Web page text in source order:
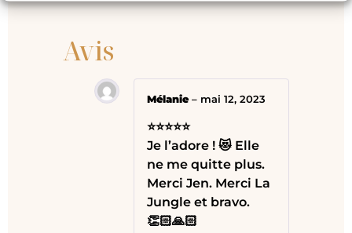
Avis
Mélanie– mai 12, 2023
⭐⭐⭐⭐⭐
Je l’adore ! 😻 Elle
ne me quitte plus.
Merci Jen. Merci La
Jungle et bravo.
👏🏻🙏🏻